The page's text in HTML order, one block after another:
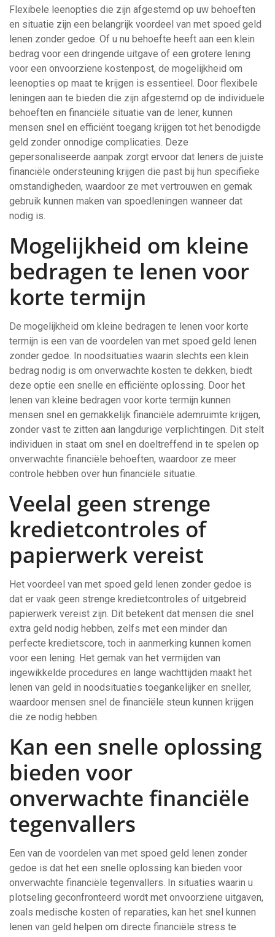
Flexibele leenopties die zijn afgestemd op uw behoeften
en situatie zijn een belangrijk voordeel van met spoed geld
lenen zonder gedoe. Of u nu behoefte heeft aan een klein
bedrag voor een dringende uitgave of een grotere lening
voor een onvoorziene kostenpost, de mogelijkheid om
leenopties op maat te krijgen is essentieel. Door flexibele
leningen aan te bieden die zijn afgestemd op de individuele
behoeften en financiële situatie van de lener, kunnen
mensen snel en efficiënt toegang krijgen tot het benodigde
geld zonder onnodige complicaties. Deze
gepersonaliseerde aanpak zorgt ervoor dat leners de juiste
financiële ondersteuning krijgen die past bij hun specifieke
omstandigheden, waardoor ze met vertrouwen en gemak
gebruik kunnen maken van spoedleningen wanneer dat
nodig is.
Mogelijkheid om kleine
bedragen te lenen voor
korte termijn
De mogelijkheid om kleine bedragen te lenen voor korte
termijn is een van de voordelen van met spoed geld lenen
zonder gedoe. In noodsituaties waarin slechts een klein
bedrag nodig is om onverwachte kosten te dekken, biedt
deze optie een snelle en efficiënte oplossing. Door het
lenen van kleine bedragen voor korte termijn kunnen
mensen snel en gemakkelijk financiële ademruimte krijgen,
zonder vast te zitten aan langdurige verplichtingen. Dit stelt
individuen in staat om snel en doeltreffend in te spelen op
onverwachte financiële behoeften, waardoor ze meer
controle hebben over hun financiële situatie.
Veelal geen strenge
kredietcontroles of
papierwerk vereist
Het voordeel van met spoed geld lenen zonder gedoe is
dat er vaak geen strenge kredietcontroles of uitgebreid
papierwerk vereist zijn. Dit betekent dat mensen die snel
extra geld nodig hebben, zelfs met een minder dan
perfecte kredietscore, toch in aanmerking kunnen komen
voor een lening. Het gemak van het vermijden van
ingewikkelde procedures en lange wachttijden maakt het
lenen van geld in noodsituaties toegankelijker en sneller,
waardoor mensen snel de financiële steun kunnen krijgen
die ze nodig hebben.
Kan een snelle oplossing
bieden voor
onverwachte financiële
tegenvallers
Een van de voordelen van met spoed geld lenen zonder
gedoe is dat het een snelle oplossing kan bieden voor
onverwachte financiële tegenvallers. In situaties waarin u
plotseling geconfronteerd wordt met onvoorziene uitgaven,
zoals medische kosten of reparaties, kan het snel kunnen
lenen van geld helpen om directe financiële stress te